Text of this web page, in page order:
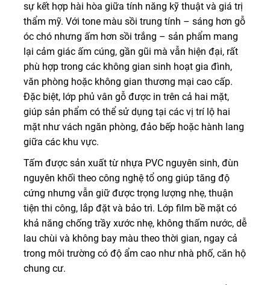
sự kết hợp hài hòa giữa tính năng kỹ thuật và giá trị
thẩm mỹ. Với tone màu sồi trung tính – sáng hơn gỗ
óc chó nhưng ấm hơn sồi trắng – sản phẩm mang
lại cảm giác ấm cúng, gần gũi mà vẫn hiện đại, rất
phù hợp trong các không gian sinh hoạt gia đình,
văn phòng hoặc không gian thương mại cao cấp.
Đặc biệt, lớp phủ vân gỗ được in trên cả hai mặt,
giúp sản phẩm có thể sử dụng tại các vị trí lộ hai
mặt như vách ngăn phòng, đảo bếp hoặc hành lang
giữa các khu vực.
Tấm được sản xuất từ nhựa PVC nguyên sinh, đùn
nguyên khối theo công nghệ tổ ong giúp tăng độ
cứng nhưng vẫn giữ được trọng lượng nhẹ, thuận
tiện thi công, lắp đặt và bảo trì. Lớp film bề mặt có
khả năng chống trầy xước nhẹ, không thấm nước, dễ
lau chùi và không bay màu theo thời gian, ngay cả
trong môi trường có độ ẩm cao như nhà phố, căn hộ
chung cư.